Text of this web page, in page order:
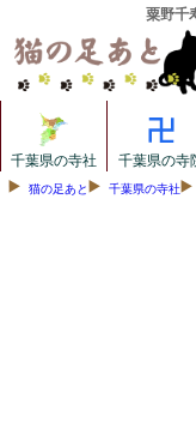
粟野千
千葉県の寺社 千葉県の寺
猫の足あと 千葉県の寺社